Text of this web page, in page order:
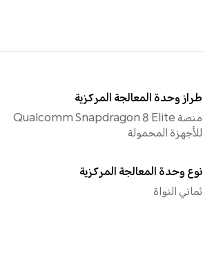
طراز وحدة المعالجة المركزية
منصة Qualcomm Snapdragon 8 Elite
للأجهزة المحمولة
نوع وحدة المعالجة المركزية
ثماني النواة